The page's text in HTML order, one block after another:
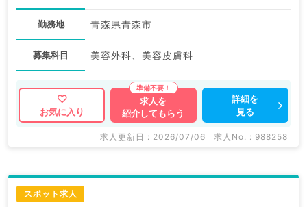
勤務地 青森県青森市
募集科目 美容外科、美容皮膚科
お気に入り
求人を
紹介してもらう
詳細を
見る
求人更新日 : 2026/07/06 求人No. : 988258
スポット求人